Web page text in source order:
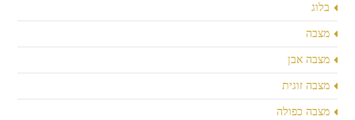
בלוג
מצבה
מצבה אבן
מצבה זוגית
מצבה כפולה